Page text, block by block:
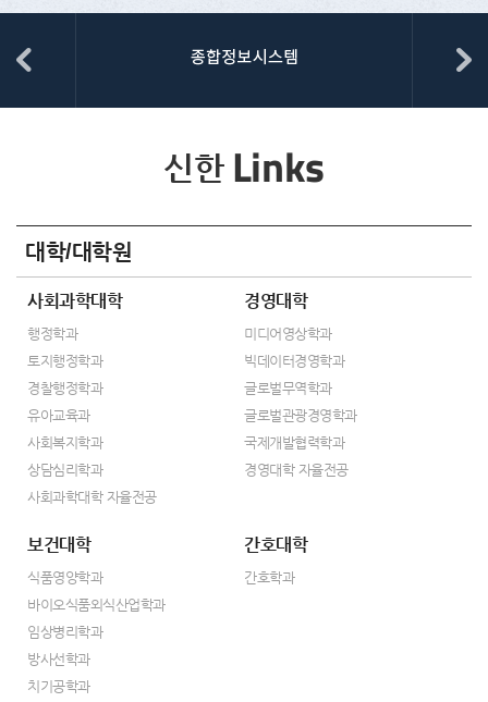
신한 Links
대학/대학원
사회과학대학
행정학과
토지행정학과
경찰행정학과
유아교육과
사회복지학과
상담심리학과
사회과학대학 자율전공
경영대학
미디어영상학과
빅데이터경영학과
글로벌무역학과
글로벌관광경영학과
국제개발협력학과
경영대학 자율전공
보건대학
식품영양학과
바이오식품외식산업학과
임상병리학과
방사선학과
치기공학과
간호대학
간호학과